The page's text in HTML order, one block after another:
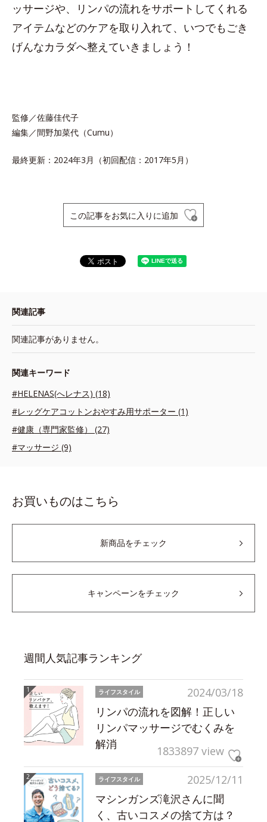
ッサージや、リンパの流れをサポートしてくれる
アイテムなどのケアを取り入れて、いつでもごき
げんなカラダへ整えていきましょう！
監修／佐藤佳代子
編集／間野加菜代（Cumu）
最終更新：2024年3月（初回配信：2017年5月）
この記事をお気に入りに追加
関連記事
関連記事がありません。
関連キーワード
#HELENAS(へレナス) (18)
#レッグケアコットンおやすみ用サポーター (1)
#健康（専門家監修） (27)
#マッサージ (9)
お買いものはこちら
新商品をチェック
キャンペーンをチェック
週間人気記事ランキング
2024/03/18
ライフスタイル
リンパの流れを図解！正しい
リンパマッサージでむくみを
解消
1833897 view
2025/12/11
ライフスタイル
マシンガンズ滝沢さんに聞
く、古いコスメの捨て方は？